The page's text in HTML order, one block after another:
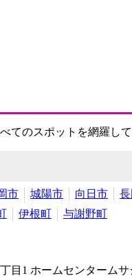
のスポットを網羅し
市 城陽市 向日市
伊根町 与謝野町
目1 ホームセンタームサ